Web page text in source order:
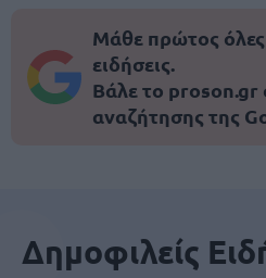
Μάθε πρώτος όλες
ειδήσεις.
Βάλε το proson.gr
αναζήτησης της
Δημοφιλείς